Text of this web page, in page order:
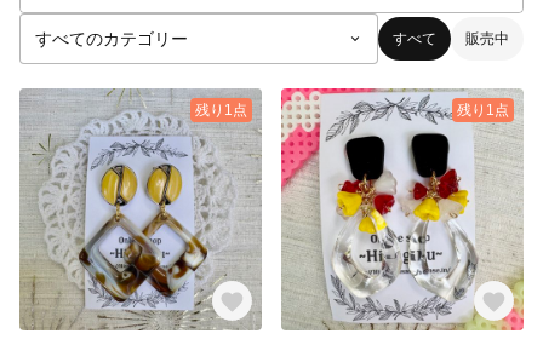
すべて 販売中
残り1点 残り1点